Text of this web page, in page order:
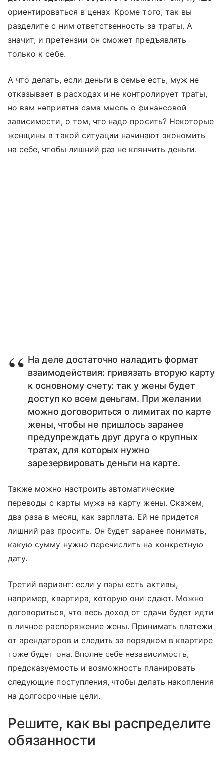
ориентироваться в ценах. Кроме того, так вы
разделите с ним ответственность за траты. А
значит, и претензии он сможет предъявлять
только к себе.
А что делать, если деньги в семье есть, муж не
отказывает в расходах и не контролирует траты,
но вам неприятна сама мысль о финансовой
зависимости, о том, что надо просить? Некоторые
женщины в такой ситуации начинают экономить
на себе, чтобы лишний раз не клянчить деньги.
На деле достаточно наладить формат
взаимодействия: привязать вторую карту
к основному счету: так у жены будет
доступ ко всем деньгам. При желании
можно договориться о лимитах по карте
жены, чтобы не пришлось заранее
предупреждать друг друга о крупных
тратах, для которых нужно
зарезервировать деньги на карте.
Также можно настроить автоматические
переводы с карты мужа на карту жены. Скажем,
два раза в месяц, как зарплата. Ей не придется
лишний раз просить. Он будет заранее понимать,
какую сумму нужно перечислить на конкретную
дату.
Третий вариант: если у пары есть активы,
например, квартира, которую они сдают. Можно
договориться, что весь доход от сдачи будет идти
в личное распоряжение жены. Принимать платежи
от арендаторов и следить за порядком в квартире
тоже будет она. Вполне себе независимость,
предсказуемость и возможность планировать
следующие поступления, чтобы делать накопления
на долгосрочные цели.
Решите, как вы распределите
обязанности